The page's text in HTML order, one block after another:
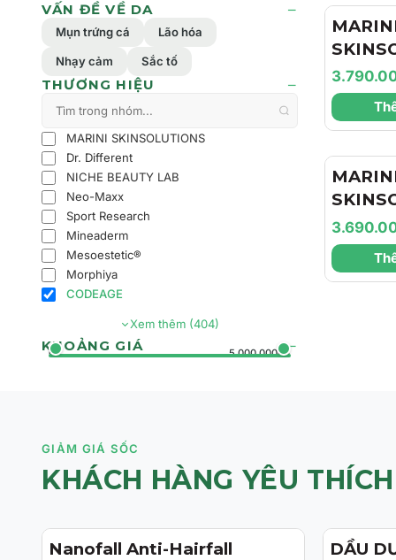
VẤN ĐỀ VỀ DA
Mụn trứng cá Lão hóa
Nhạy cảm Sắc tố
THƯƠNG HIỆU
MARINI SKINSOLUTIONS
Dr. Different
NICHE BEAUTY LAB
Neo-Maxx
Sport Research
Mineaderm
Mesoestetic®
Morphiya
CODEAGE
Xem thêm (404)
KHOẢNG GIÁ
0đ 5.000.000đ+
Cream
Dưỡng
Căng
Marini
Face
Chất
GIẢM GIÁ SỐC
KHÁCH HÀNG YÊU THÍCH
- 72%
Nanofall Anti-Hairfall
- 57%
DẦU